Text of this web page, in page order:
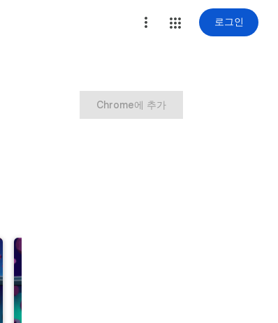
로그인
Chrome에 추가